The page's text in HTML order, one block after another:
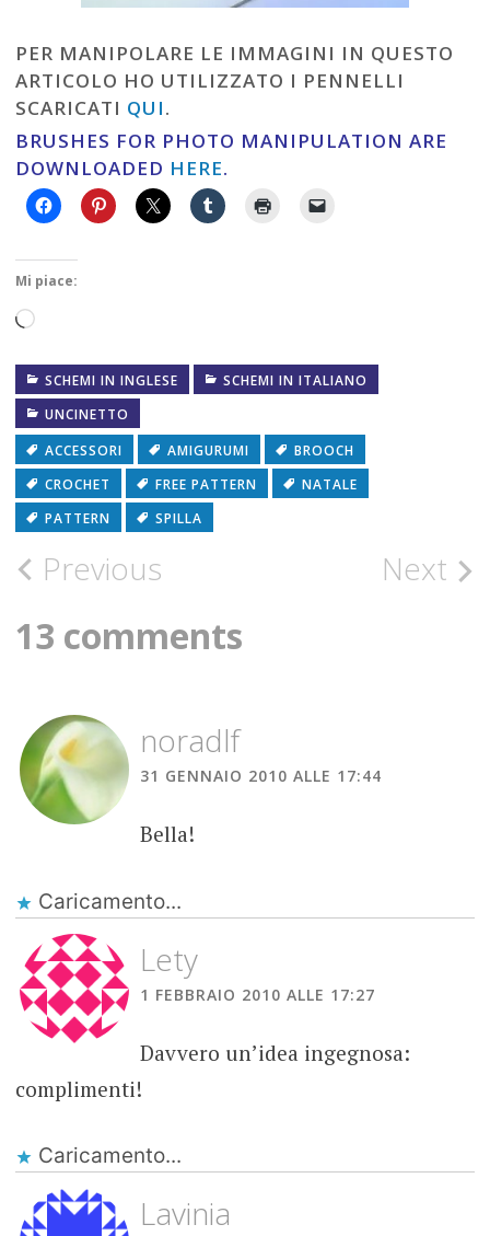
PER MANIPOLARE LE IMMAGINI IN QUESTO
ARTICOLO HO UTILIZZATO I PENNELLI
SCARICATI QUI.
BRUSHES FOR PHOTO MANIPULATION ARE
DOWNLOADED HERE.
Mi piace:
Caricamento
corso…
SCHEMI IN INGLESE
SCHEMI IN ITALIANO
UNCINETTO
ACCESSORI
AMIGURUMI
BROOCH
CROCHET
FREE PATTERN
NATALE
PATTERN
SPILLA
Post
navigation
Previous Next
13 comments
noradlf
31 GENNAIO 2010 ALLE 17:44
Bella!
Caricamento...
Lety
1 FEBBRAIO 2010 ALLE 17:27
Davvero un’idea ingegnosa:
complimenti!
Caricamento...
Lavinia